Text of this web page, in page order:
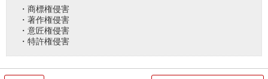
・商標権侵害
・著作権侵害
・意匠権侵害
・特許権侵害